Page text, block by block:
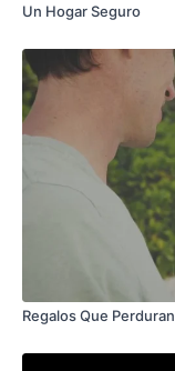
Un Hogar Seguro
Regalos Que Perduran